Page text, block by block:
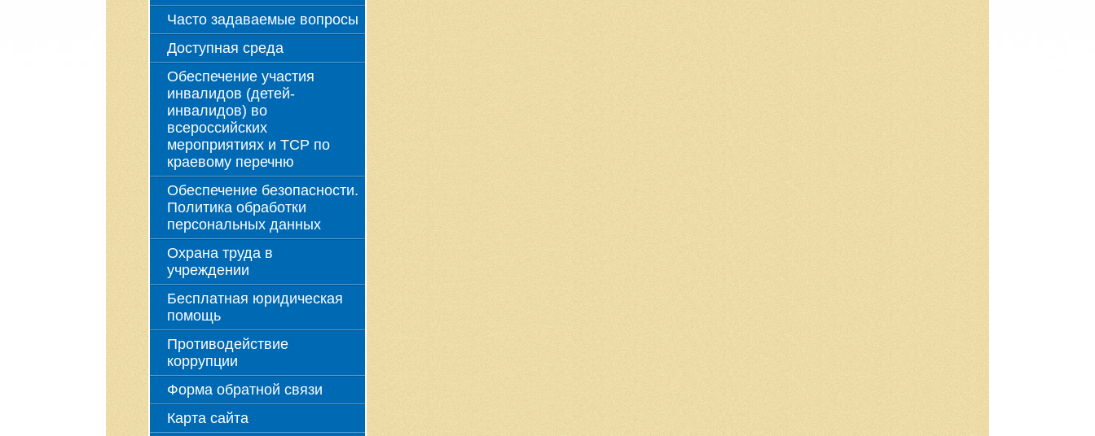
Часто задаваемые вопросы
Доступная среда
Обеспечение участия
инвалидов (детей-
инвалидов) во
всероссийских
мероприятиях и ТСР по
краевому перечню
Обеспечение безопасности.
Политика обработки
персональных данных
Охрана труда в
учреждении
Бесплатная юридическая
помощь
Противодействие
коррупции
Форма обратной связи
Карта сайта